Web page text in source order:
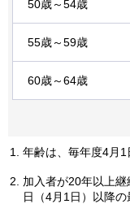
50歳～54歳
55歳～59歳
60歳～64歳
年齢は、毎年度4月1
加入者が20年以上
日（4月1日）以降